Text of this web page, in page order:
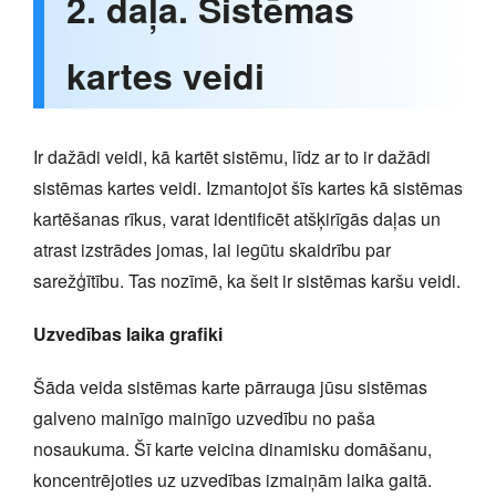
kartes veidi
Ir dažādi veidi, kā kartēt sistēmu, līdz ar to ir dažādi
sistēmas kartes veidi. Izmantojot šīs kartes kā sistēmas
kartēšanas rīkus, varat identificēt atšķirīgās daļas un
atrast izstrādes jomas, lai iegūtu skaidrību par
sarežģītību. Tas nozīmē, ka šeit ir sistēmas karšu veidi.
Uzvedības laika grafiki
Šāda veida sistēmas karte pārrauga jūsu sistēmas
galveno mainīgo mainīgo uzvedību no paša
nosaukuma. Šī karte veicina dinamisku domāšanu,
koncentrējoties uz uzvedības izmaiņām laika gaitā.